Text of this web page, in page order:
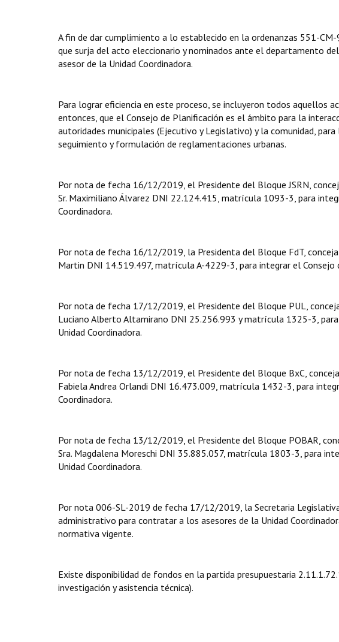
A fin de dar cumplimiento a lo establecido en la ordenanzas 551-
que surja del acto eleccionario y nominados ante el departamento
asesor de la Unidad Coordinadora.
Para lograr eficiencia en este proceso, se incluyeron todos aquellos
entonces, que el Consejo de Planificación es el ámbito para la
autoridades municipales (Ejecutivo y Legislativo) y la comunidad,
seguimiento y formulación de reglamentaciones urbanas.
Por nota de fecha 16/12/2019, el Presidente del Bloque JSRN,
Sr. Maximiliano Álvarez DNI 22.124.415, matrícula 1093-3, para
Coordinadora.
Por nota de fecha 16/12/2019, la Presidenta del Bloque FdT,
Martin DNI 14.519.497, matrícula A-4229-3, para integrar el Consejo
Por nota de fecha 17/12/2019, el Presidente del Bloque PUL,
Luciano Alberto Altamirano DNI 25.256.993 y matrícula 1325-3,
Unidad Coordinadora.
Por nota de fecha 13/12/2019, el Presidente del Bloque BxC,
Fabiela Andrea Orlandi DNI 16.473.009, matrícula 1432-3, para
Coordinadora.
Por nota de fecha 13/12/2019, el Presidente del Bloque POBAR,
Sra. Magdalena Moreschi DNI 35.885.057, matrícula 1803-3, para
Unidad Coordinadora.
Por nota 006-SL-2019 de fecha 17/12/2019, la Secretaria
administrativo para contratar a los asesores de la Unidad
normativa vigente.
Existe disponibilidad de fondos en la partida presupuestaria
investigación y asistencia técnica).